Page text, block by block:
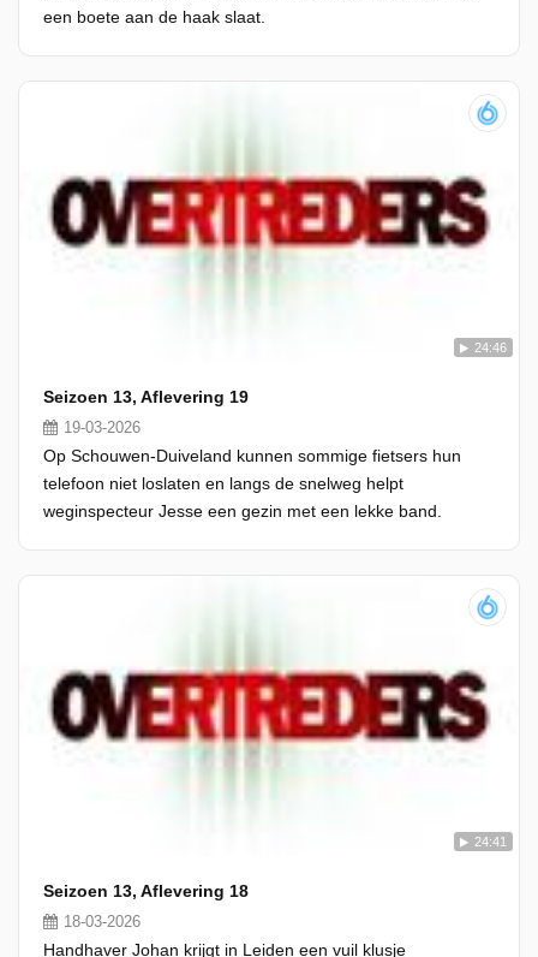
een boete aan de haak slaat.
24:46
Seizoen 13, Aflevering 19
19-03-2026
Op Schouwen-Duiveland kunnen sommige fietsers hun
telefoon niet loslaten en langs de snelweg helpt
weginspecteur Jesse een gezin met een lekke band.
24:41
Seizoen 13, Aflevering 18
18-03-2026
Handhaver Johan krijgt in Leiden een vuil klusje